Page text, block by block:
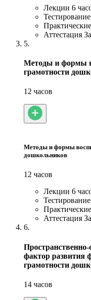
Лекции 6
Тестирование
Аттестация
5.
Методы и формы
грамотности
12 часов
Методы и формы
дошкольников
12 часов
Лекции 6
Тестирование
Аттестация
6.
фактор развития
грамотности
14 часов